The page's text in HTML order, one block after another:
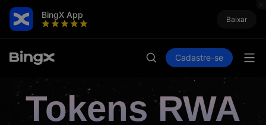
BingX App Baixar
Cadastre-se
Tokens RWA